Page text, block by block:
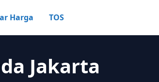
Harga TOS
Jakarta